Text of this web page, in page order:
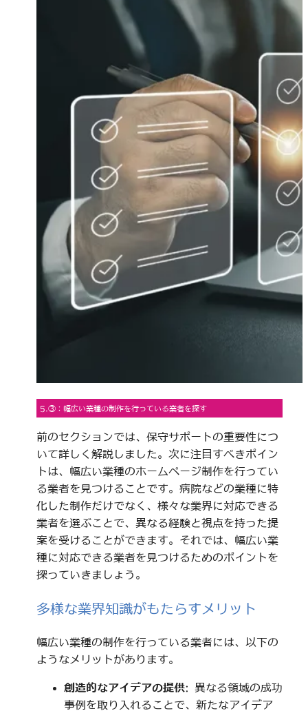
5.③：幅広い業種の制作を行っている業者を探す
前のセクションでは、保守サポートの重要性につ
いて詳しく解説しました。次に注目すべきポイン
トは、幅広い業種のホームページ制作を行ってい
る業者を見つけることです。病院などの業種に特
化した制作だけでなく、様々な業界に対応できる
業者を選ぶことで、異なる経験と視点を持った提
案を受けることができます。それでは、幅広い業
種に対応できる業者を見つけるためのポイントを
探っていきましょう。
多様な業界知識がもたらすメリット
幅広い業種の制作を行っている業者には、以下の
ようなメリットがあります。
創造的なアイデアの提供: 異なる領域の成功
事例を取り入れることで、新たなアイデア